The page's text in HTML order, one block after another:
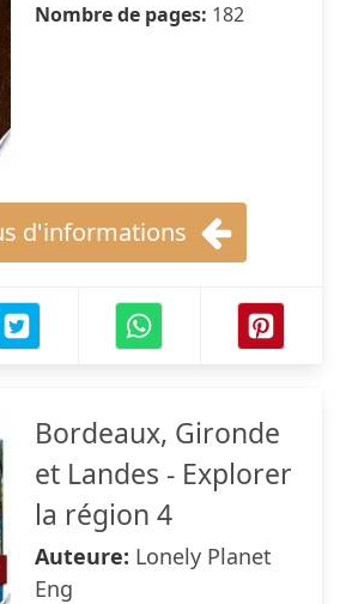
Nombre de pages: 182
d'informations
Bordeaux, Gironde
et Landes - Explorer
la région 4
Auteure: Lonely Planet
Eng